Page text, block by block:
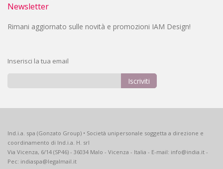
Newsletter
Rimani aggiornato sulle novità e promozioni IAM Design!
Inserisci la tua email
Newsletter:
Iscriviti
Ind.i.a. spa (Gonzato Group) • Società unipersonale soggetta a direzione e
coordinamento di Ind.i.a. H. srl
Via Vicenza, 6/14 (SP46) - 36034 Malo - Vicenza - Italia - E-mail: info@india.it -
Pec: indiaspa@legalmail.it